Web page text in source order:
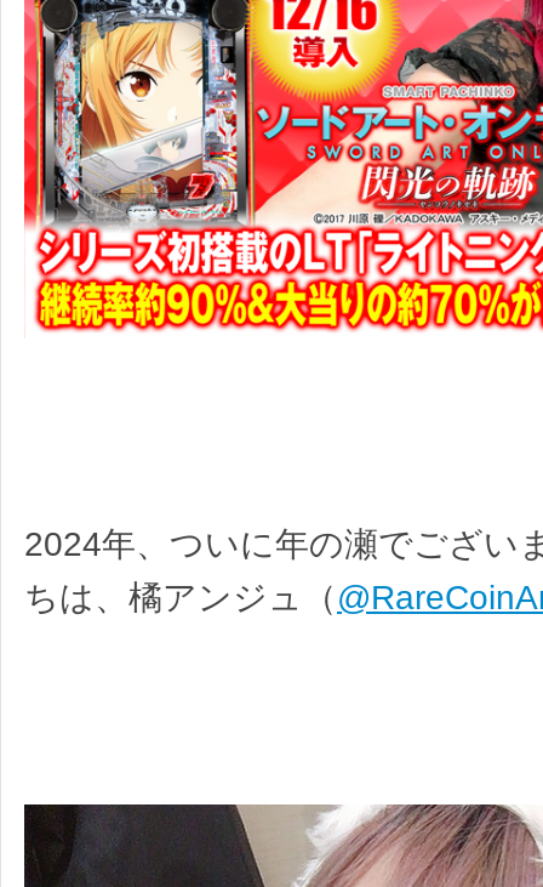
2024年、ついに年の瀬でござい
ちは、橘アンジュ（